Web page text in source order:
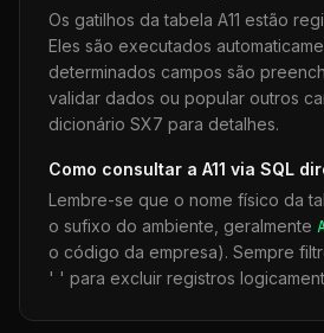
Os gatilhos da tabela A11 estão
Eles são executados
determinados campos são
validar dados ou popular outros
dicionário SX7 para detalhes.
Como consultar a A11 via SQL
Lembre-se que o nome físico da
o sufixo do ambiente, geralmente
o código da empresa). Sempre
' ' para excluir registros